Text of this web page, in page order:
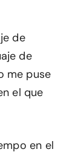
de
de
me puse
el que
en el